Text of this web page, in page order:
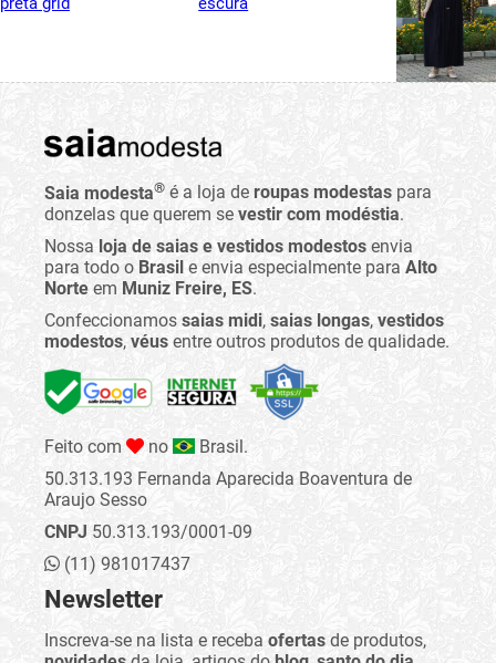
Saia modesta® é a loja de roupas modestas para
donzelas que querem se vestir com modéstia.
Nossa loja de saias e vestidos modestos envia
para todo o Brasil e envia especialmente para Alto
Norte em Muniz Freire, ES.
Confeccionamos saias midi, saias longas, vestidos
modestos, véus entre outros produtos de qualidade.
Feito com no
Brasil.
50.313.193 Fernanda Aparecida Boaventura de
Araujo Sesso
CNPJ 50.313.193/0001-09
(11) 981017437
Newsletter
Inscreva-se na lista e receba ofertas de produtos,